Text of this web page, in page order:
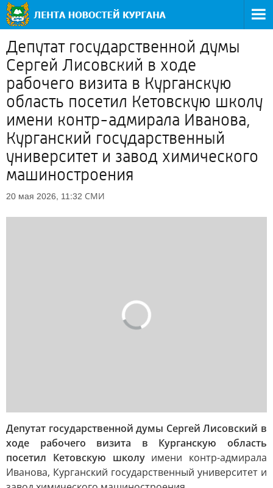
Депутат государственной думы
Сергей Лисовский в ходе
рабочего визита в Курганскую
область посетил Кетовскую школу
имени контр-адмирала Иванова,
Курганский государственный
университет и завод химического
машиностроения
20 мая 2026, 11:32 СМИ
Депутат государственной думы Сергей Лисовский в
ходе рабочего визита в Курганскую область
посетил Кетовскую школу имени контр-адмирала
Иванова, Курганский государственный университет и